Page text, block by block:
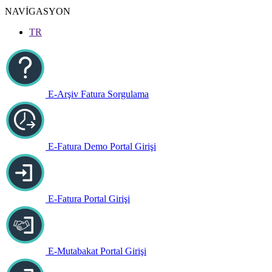
NAVİGASYON
TR
E-Arşiv Fatura Sorgulama
E-Fatura Demo Portal Girişi
E-Fatura Portal Girişi
E-Mutabakat Portal Girişi